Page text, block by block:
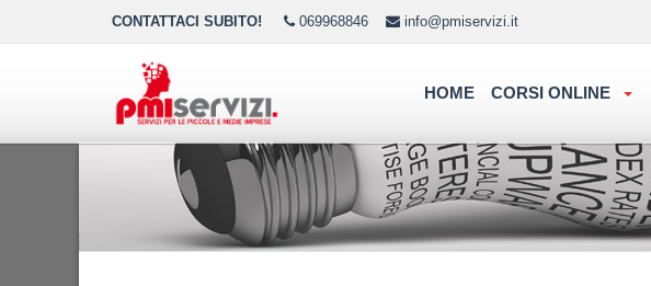
CONTATTACI SUBITO! 069968846 info@pmiservizi.it
HOME CORSI ONLINE